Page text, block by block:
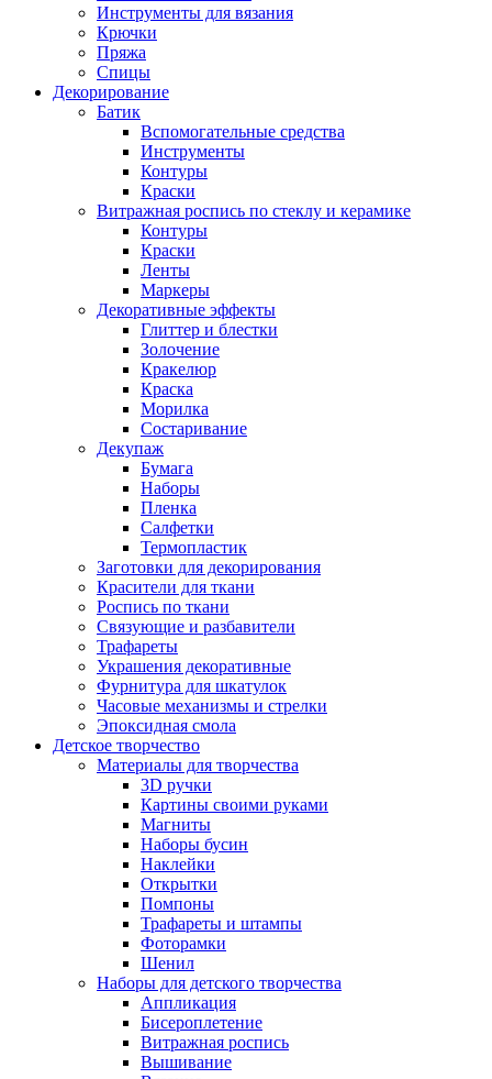
Инструменты для вязания
Крючки
Пряжа
Спицы
Декорирование
Батик
Вспомогательные средства
Инструменты
Контуры
Краски
Витражная роспись по стеклу и керамике
Контуры
Краски
Ленты
Маркеры
Декоративные эффекты
Глиттер и блестки
Золочение
Кракелюр
Краска
Морилка
Состаривание
Декупаж
Бумага
Наборы
Пленка
Салфетки
Термопластик
Заготовки для декорирования
Красители для ткани
Роспись по ткани
Связующие и разбавители
Трафареты
Украшения декоративные
Фурнитура для шкатулок
Часовые механизмы и стрелки
Эпоксидная смола
Детское творчество
Материалы для творчества
3D ручки
Картины своими руками
Магниты
Наборы бусин
Наклейки
Открытки
Помпоны
Трафареты и штампы
Фоторамки
Шенил
Наборы для детского творчества
Аппликация
Бисероплетение
Витражная роспись
Вышивание